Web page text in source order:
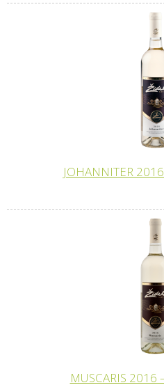
JOHANNITER
MUSCARIS 2016